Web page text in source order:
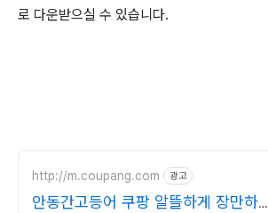
로 다운받으실 수 있습니다.
http://m.coupang.com 광고
안동간고등어 쿠팡 알뜰하게 장만하세